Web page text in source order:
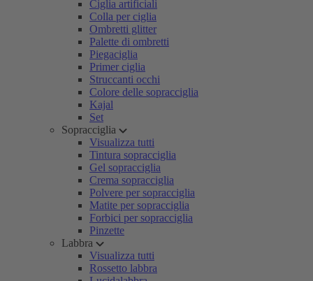
Ciglia artificiali
Colla per ciglia
Ombretti glitter
Palette di ombretti
Piegaciglia
Primer ciglia
Struccanti occhi
Colore delle sopracciglia
Kajal
Set
Sopracciglia
Visualizza tutti
Tintura sopracciglia
Gel sopracciglia
Crema sopracciglia
Polvere per sopracciglia
Matite per sopracciglia
Forbici per sopracciglia
Pinzette
Labbra
Visualizza tutti
Rossetto labbra